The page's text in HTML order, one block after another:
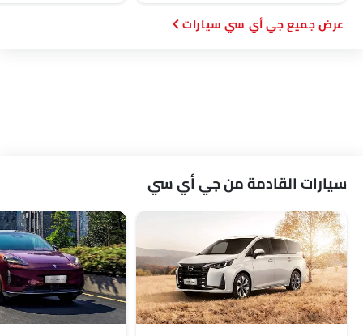
جي أي سي سيارات
سيارات القادمة من جي أي سي